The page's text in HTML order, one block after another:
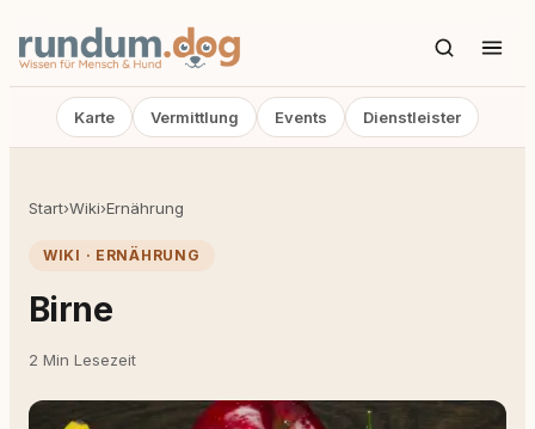
Karte Vermittlung Events Dienstleister
Start›Wiki›Ernährung
WIKI · ERNÄHRUNG
Birne
2 Min Lesezeit